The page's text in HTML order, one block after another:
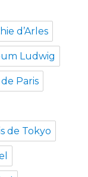
d’Arles
Ludwig
Paris
de Tokyo